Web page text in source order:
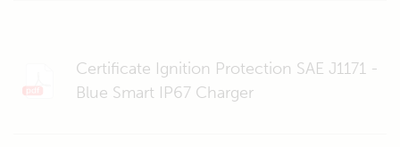
Certificate Ignition Protection SAE J1171 -
Blue Smart IP67 Charger